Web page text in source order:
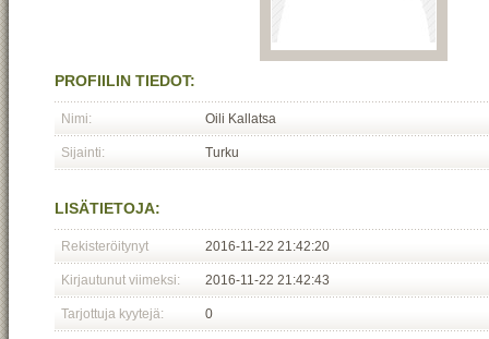
PROFIILIN TIEDOT:
Nimi: Oili Kallatsa
Sijainti: Turku
LISÄTIETOJA:
Rekisteröitynyt 2016-11-22 21:42:20
Kirjautunut viimeksi: 2016-11-22 21:42:43
Tarjottuja kyytejä: 0